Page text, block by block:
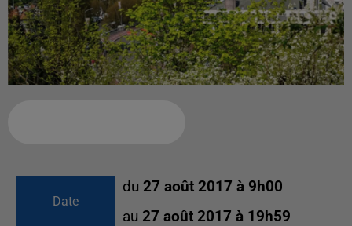
Date
du 27 août 2017 à 9h00
au 27 août 2017 à 19h59